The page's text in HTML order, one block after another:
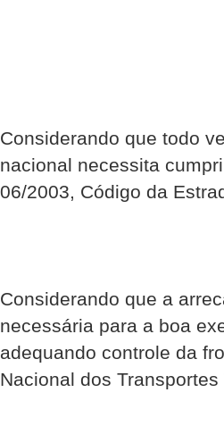
Considerando que todo
nacional necessita
06/2003, Código da
Considerando que a
necessária para a boa
adequando controle da
Nacional dos Transportes